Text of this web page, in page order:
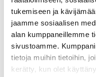
tukemiseen ja
jaamme sosiaalisen
alan kumppaneillemme
sivustoamme.
tietoja muihin tietoihin,
kerätty, kun olet
Paimio-tieto